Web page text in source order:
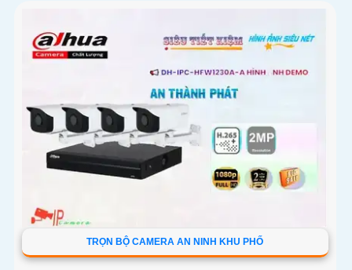
TRỌN BỘ CAMERA AN NINH KHU PHỐ